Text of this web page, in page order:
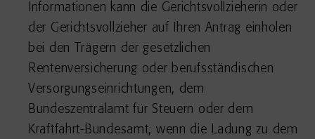
Informationen kann die Gerichtsvollzieherin oder
der Gerichtsvollzieher auf Ihren Antrag einholen
bei den Trägern der gesetzlichen
Rentenversicherung oder berufsständischen
Versorgungseinrichtungen, dem
Bundeszentralamt für Steuern oder dem
Kraftfahrt-Bundesamt, wenn die Ladung zu dem